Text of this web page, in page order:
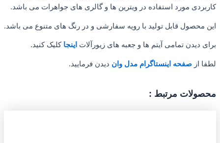
کاربردی مورد استفاده در ویترین ها و گالری های جواهرات می باشد.
این محصول قابل تولید با رویه سفارشی و در رنگ های متنوع می باشد.
برای دیدن تمامی آیتم ها و جعبه های زیورآلات اینجا کلیک کنید.
لطفا از صفحه اینستاگرام مدل وان دیدن فرمایید.
محصولات مرتبط :